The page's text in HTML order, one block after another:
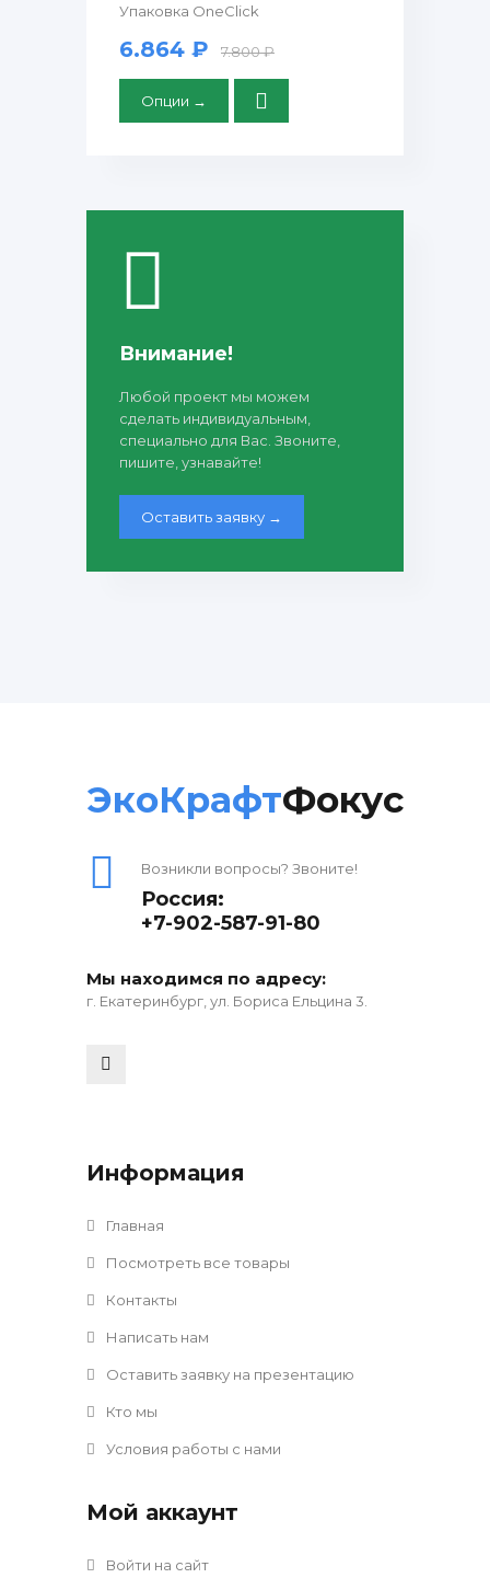
Упаковка OneClick
6.864 ₽ 7.800 ₽
Опции →
Внимание!
Любой проект мы можем
сделать индивидуальным,
специально для Вас. Звоните,
пишите, узнавайте!
Оставить заявку →
ЭкоКрафтФокус
Возникли вопросы? Звоните!
Россия:
+7-902-587-91-80
Мы находимся по адресу:
г. Екатеринбург, ул. Бориса Ельцина 3.
Информация
Главная
Посмотреть все товары
Контакты
Написать нам
Оставить заявку на презентацию
Кто мы
Условия работы с нами
Мой аккаунт
Войти на сайт